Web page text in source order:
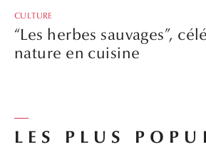
CULTURE
“Les herbes sauvages”,
nature en cuisine
LES PLUS